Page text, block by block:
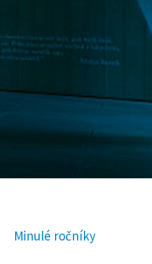
Minulé ročníky